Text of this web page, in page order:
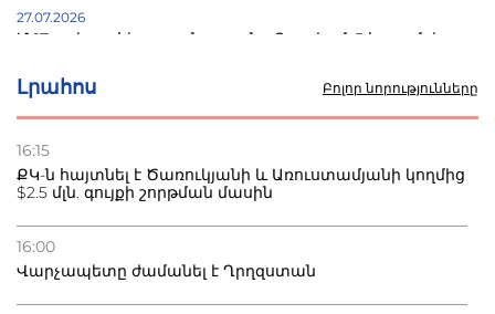
Լրահոս Բոլոր նորությունները
16:15
ՔԿ-ն հայտնել է Ծառուկյանի և Առուստամյանի կողմից
$2.5 մլն. գույքի շորթման մասին
16:00
Վարչապետը ժամանել է Ղրղզստան
27.07.2026
Մ-17 աշխարհի առաջնությունը Բաքվում. 5 հայ ըմբիշ
22.07.2026
տուժածներ կան
բնակվել Ռուսաստանում